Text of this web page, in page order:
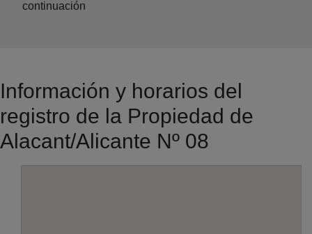
continuación
Información y horarios del
registro de la Propiedad de
Alacant/Alicante Nº 08